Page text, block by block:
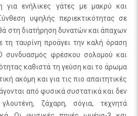
για ενήλικες γάτες με μακρύ και
υψηλής περιεκτικότητας σε
στη διατήρηση δυνατών και άπαχων
ταυρίνη προάγει την καλή όραση
συνδυασμός φρέσκου σολομού και
καθιστά τη γεύση και το άρωμα
ακόμη και για τις πιο απαιτητικές
από φυσικά συστατικά και δεν
ζάχαρη, σόγια, τεχνητά